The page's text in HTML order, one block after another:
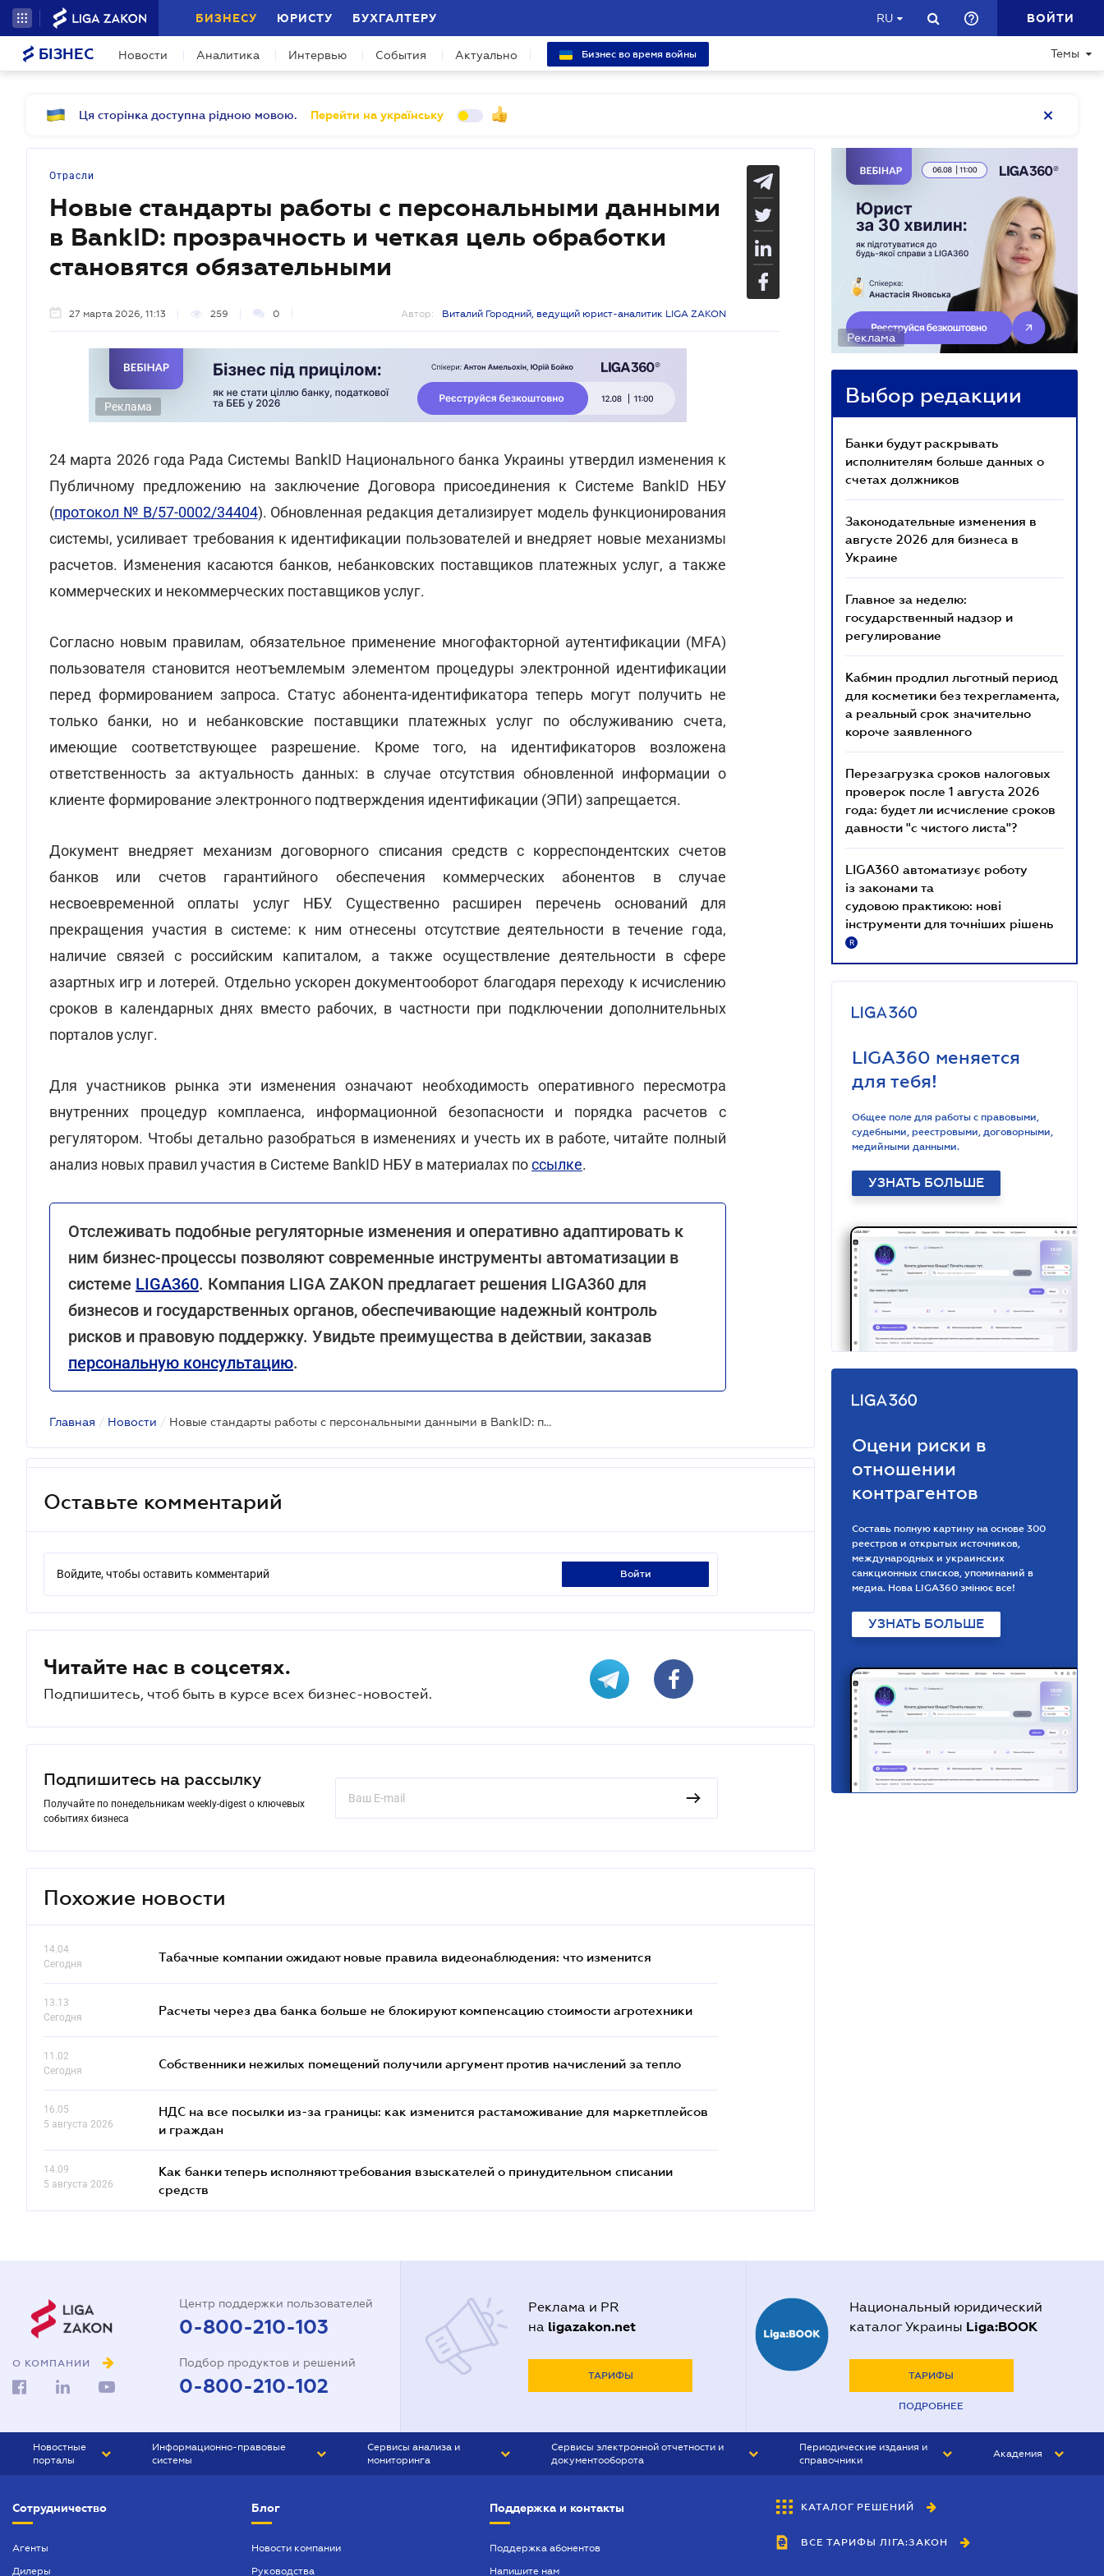
БИЗНЕСУ ЮРИСТУ БУХГАЛТЕРУ RU ВОЙТИ
БІЗНЕС Новости Аналитика Интервью События Актуально Бизнес во время войны Темы
Ця сторінка доступна рідною мовою. Перейти на українську
Отрасли
Новые стандарты работы с персональными данными
в BankID: прозрачность и четкая цель обработки
становятся обязательными
27 марта 2026, 11:13 259 0 Автор: Виталий Городний, ведущий юрист-аналитик LIGA ZAKON
Реклама
24 марта 2026 года Рада Системы BankID Национального банка Украины утвердил изменения к
Публичному предложению на заключение Договора присоединения к Системе BankID НБУ
(протокол № В/57-0002/34404). Обновленная редакция детализирует модель функционирования
системы, усиливает требования к идентификации пользователей и внедряет новые механизмы
расчетов. Изменения касаются банков, небанковских поставщиков платежных услуг, а также
коммерческих и некоммерческих поставщиков услуг.
Согласно новым правилам, обязательное применение многофакторной аутентификации (MFA)
пользователя становится неотъемлемым элементом процедуры электронной идентификации
перед формированием запроса. Статус абонента-идентификатора теперь могут получить не
только банки, но и небанковские поставщики платежных услуг по обслуживанию счета,
имеющие соответствующее разрешение. Кроме того, на идентификаторов возложена
ответственность за актуальность данных: в случае отсутствия обновленной информации о
клиенте формирование электронного подтверждения идентификации (ЭПИ) запрещается.
Документ внедряет механизм договорного списания средств с корреспондентских счетов
банков или счетов гарантийного обеспечения коммерческих абонентов в случае
несвоевременной оплаты услуг НБУ. Существенно расширен перечень оснований для
прекращения участия в системе: к ним отнесены отсутствие деятельности в течение года,
наличие связей с российским капиталом, а также осуществление деятельности в сфере
азартных игр и лотерей. Отдельно ускорен документооборот благодаря переходу к исчислению
сроков в календарных днях вместо рабочих, в частности при подключении дополнительных
порталов услуг.
Для участников рынка эти изменения означают необходимость оперативного пересмотра
внутренних процедур комплаенса, информационной безопасности и порядка расчетов с
регулятором. Чтобы детально разобраться в изменениях и учесть их в работе, читайте полный
анализ новых правил участия в Системе BankID НБУ в материалах поссылке.
Отслеживать подобные регуляторные изменения и оперативно адаптировать к
ним бизнес-процессы позволяют современные инструменты автоматизации в
системе LIGA360. Компания LIGA ZAKON предлагает решения LIGA360 для
бизнесов и государственных органов, обеспечивающие надежный контроль
рисков и правовую поддержку. Увидьте преимущества в действии, заказав
персональную консультацию.
Главная / Новости / Новые стандарты работы с персональными данными в BankID: прозрачность и четкая цель обработки становятся обязательными
Оставьте комментарий
Войдите, чтобы оставить комментарий войти
Читайте нас в соцсетях.
Подпишитесь, чтоб быть в курсе всех бизнес-новостей.
Подпишитесь на рассылку
Получайте по понедельникам weekly-digest о ключевых
событиях бизнеса
Похожие новости
14.04
Сегодня
Табачные компании ожидают новые правила видеонаблюдения: что изменится
13.13
Сегодня
Расчеты через два банка больше не блокируют компенсацию стоимости агротехники
11.02
Сегодня
Собственники нежилых помещений получили аргумент против начислений за тепло
16.05
5 августа 2026
НДС на все посылки из-за границы: как изменится растаможивание для маркетплейсов
и граждан
14.09
5 августа 2026
Как банки теперь исполняют требования взыскателей о принудительном списании
средств
Реклама
Выбор редакции
Банки будут раскрывать
исполнителям больше данных о
счетах должников
Законодательные изменения в
августе 2026 для бизнеса в
Украине
Главное за неделю:
государственный надзор и
регулирование
Кабмин продлил льготный период
для косметики без техрегламента,
а реальный срок значительно
короче заявленного
Перезагрузка сроков налоговых
проверок после 1 августа 2026
года: будет ли исчисление сроков
давности "с чистого листа"?
LIGA360 автоматизує роботу
із законами та
судовою практикою: нові
інструменти для точніших рішень
R
LIGA360 меняется
для тебя!
Общее поле для работы с правовыми,
судебными, реестровыми, договорными,
медийными данными.
УЗНАТЬ БОЛЬШЕ
Оцени риски в
отношении
контрагентов
Составь полную картину на основе 300
реестров и открытых источников,
международных и украинских
санкционных списков, упоминаний в
медиа. Нова LIGA360 змінює все!
УЗНАТЬ БОЛЬШЕ
О КОМПАНИИ
Центр поддержки пользователей
0-800-210-103
Подбор продуктов и решений
0-800-210-102
Реклама и PR
на ligazakon.net
ТАРИФЫ
Национальный юридический
каталог Украины Liga:BOOK
ТАРИФЫ
ПОДРОБНЕЕ
Новостные
порталы
БИЗНЕС
Информационно-правовые
системы
БУХГАЛТЕР ПРОФ
Сервисы анализа и
мониторинга
Сервисы электронной отчетности и
документооборота
Периодические издания и
справочники
БУХГАЛТЕР&ЗАКОН
ВЕСТНИК МСФО
Академия
Сотрудничество
Агенты
Дилеры
Блог
Новости компании
Руководства
Поддержка и контакты
Поддержка абонентов
Напишите нам
КАТАЛОГ РЕШЕНИЙ
ВСЕ ТАРИФЫ ЛІГА:ЗАКОН